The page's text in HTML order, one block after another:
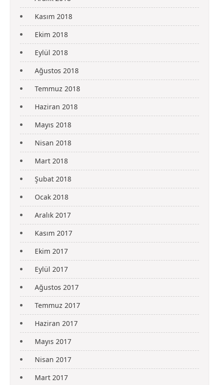
Kasım 2018
Ekim 2018
Eylül 2018
Ağustos 2018
Temmuz 2018
Haziran 2018
Mayıs 2018
Nisan 2018
Mart 2018
Şubat 2018
Ocak 2018
Aralık 2017
Kasım 2017
Ekim 2017
Eylül 2017
Ağustos 2017
Temmuz 2017
Haziran 2017
Mayıs 2017
Nisan 2017
Mart 2017